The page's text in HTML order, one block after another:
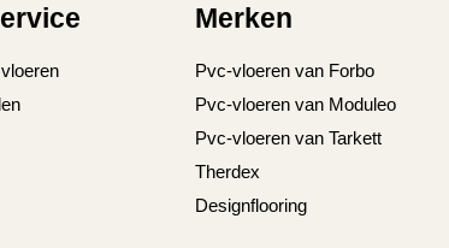
Merken
Pvc-vloeren van Forbo
Pvc-vloeren van Moduleo
Pvc-vloeren van Tarkett
Therdex
Designflooring